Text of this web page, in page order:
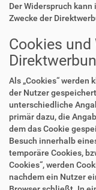
Der Widerspruch
Zwecke der
Cookies
Als „Cookies“ werden
der Nutzer
unterschiedliche
primär dazu, die
dem das Cookie
Besuch innerhalb
temporäre Cookies,
Cookies“, werden
nachdem ein Nutzer